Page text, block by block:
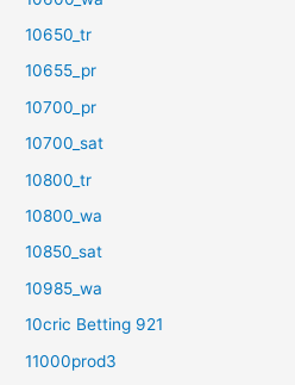
10650_tr
10655_pr
10700_pr
10700_sat
10800_tr
10800_wa
10850_sat
10985_wa
10cric Betting 921
11000prod3